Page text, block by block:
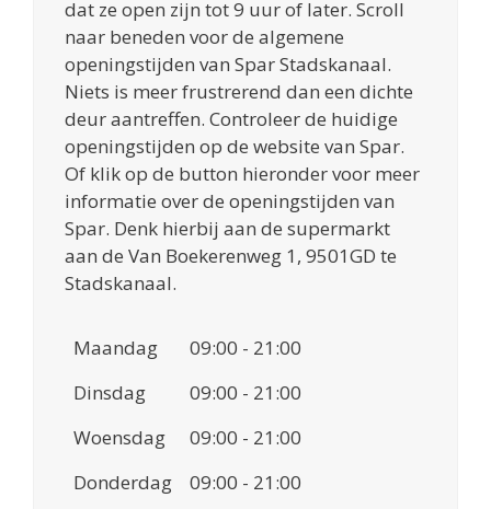
dat ze open zijn tot 9 uur of later. Scroll
naar beneden voor de algemene
openingstijden van Spar Stadskanaal.
Niets is meer frustrerend dan een dichte
deur aantreffen. Controleer de huidige
openingstijden op de website van Spar.
Of klik op de button hieronder voor meer
informatie over de openingstijden van
Spar. Denk hierbij aan de supermarkt
aan de Van Boekerenweg 1, 9501GD te
Stadskanaal.
Maandag
09:00 - 21:00
Dinsdag
09:00 - 21:00
Woensdag
09:00 - 21:00
Donderdag
09:00 - 21:00